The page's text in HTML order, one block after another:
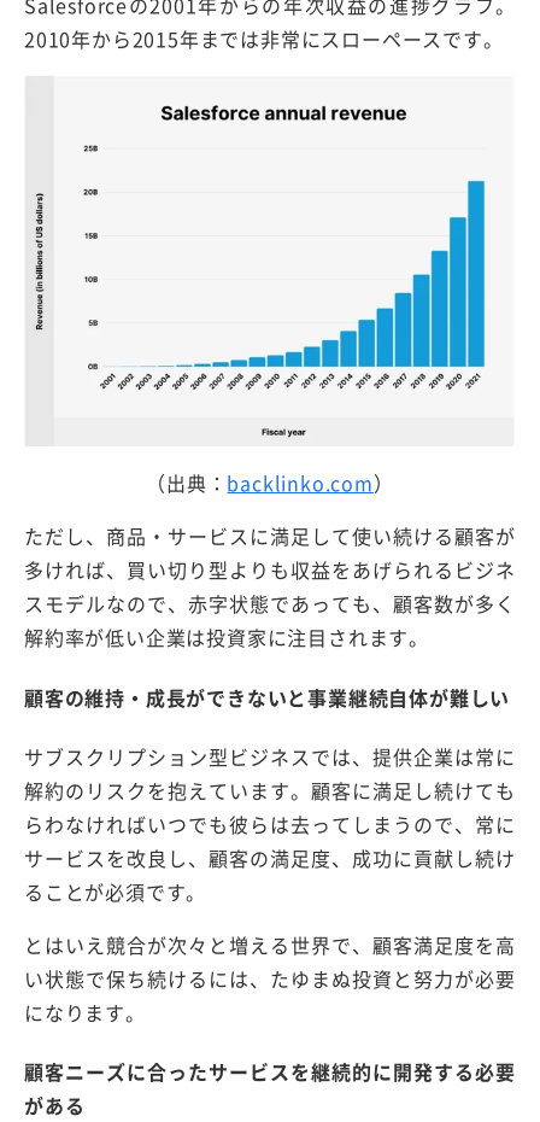
2010年から2015年までは非常にスローペースです。
（出典： backlinko.com）
ただし、商品・サービスに満足して使い続ける顧客が
多ければ、買い切り型よりも収益をあげられるビジネ
スモデルなので、赤字状態であっても、顧客数が多く
解約率が低い企業は投資家に注目されます。
顧客の維持・成長ができないと事業継続自体が難しい
サブスクリプション型ビジネスでは、提供企業は常に
解約のリスクを抱えています。顧客に満足し続けても
らわなければいつでも彼らは去ってしまうので、常に
サービスを改良し、顧客の満足度、成功に貢献し続け
ることが必須です。
とはいえ競合が次々と増える世界で、顧客満足度を高
い状態で保ち続けるには、たゆまぬ投資と努力が必要
になります。
顧客ニーズに合ったサービスを継続的に開発する必要
がある